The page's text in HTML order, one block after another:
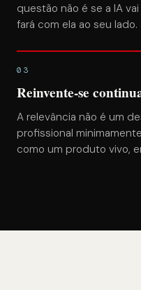
questão não é se a IA
fará com ela ao seu lado.
03
Reinvente-se
A relevância não é um
profissional
como um produto vivo,